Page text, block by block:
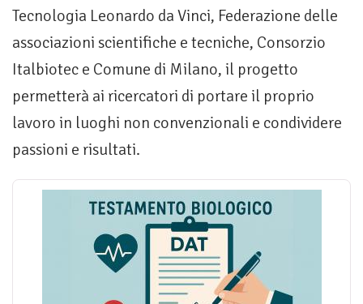
Tecnologia Leonardo da Vinci, Federazione delle
associazioni scientifiche e tecniche, Consorzio
Italbiotec e Comune di Milano, il progetto
permetterà ai ricercatori di portare il proprio
lavoro in luoghi non convenzionali e condividere
passioni e risultati.